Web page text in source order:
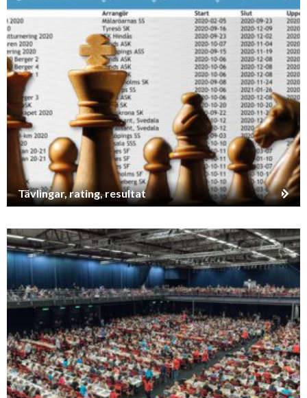
Tävlingar, rating, resultat